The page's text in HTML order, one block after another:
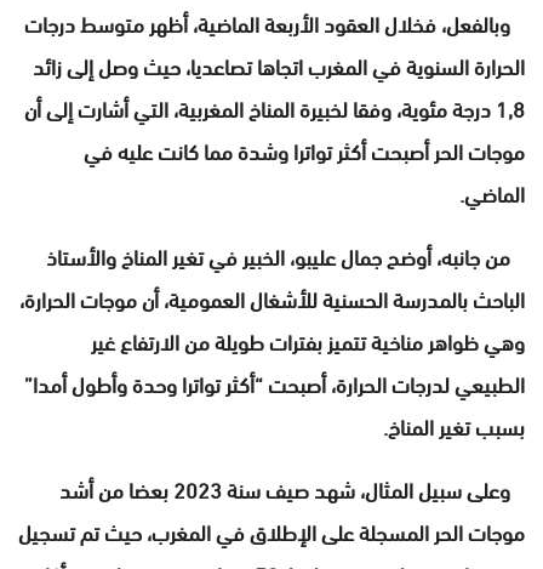
وبالفعل، فخلال العقود الأربعة الماضية، أظهر متوسط ​​درجات
الحرارة السنوية في المغرب اتجاها تصاعديا، حيث وصل إلى زائد
1,8 درجة مئوية، وفقا لخبيرة المناخ المغربية، التي أشارت إلى أن
موجات الحر أصبحت أكثر تواترا وشدة مما كانت عليه في
الماضي.
من جانبه، أوضح جمال عليبو، الخبير في تغير المناخ والأستاذ
الباحث بالمدرسة الحسنية للأشغال العمومية، أن موجات الحرارة،
وهي ظواهر مناخية تتميز بفترات طويلة من الارتفاع غير
الطبيعي لدرجات الحرارة، أصبحت “أكثر تواترا وحدة وأطول أمدا”
بسبب تغير المناخ.
وعلى سبيل المثال، شهد صيف سنة 2023 بعضا من أشد
موجات الحر المسجلة على الإطلاق في المغرب، حيث تم تسجيل